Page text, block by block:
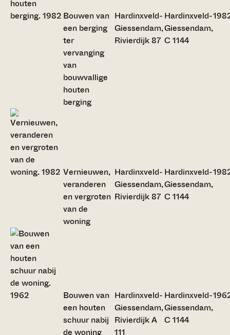
Bouwen van
een berging
ter
vervanging
van
bouwvallige
houten
berging
Hardinxveld-
Giessendam,
Rivierdijk 87
Hardinxveld-
Giessendam,
C 1144
Vernieuwen,
veranderen
en vergroten
van de
woning
Hardinxveld-
Giessendam,
Rivierdijk 87
Hardinxveld-
Giessendam,
C 1144
Bouwen van
een houten
schuur nabij
de woning
Hardinxveld-
Giessendam,
Rivierdijk A
111
Hardinxveld-
Giessendam,
C 1144